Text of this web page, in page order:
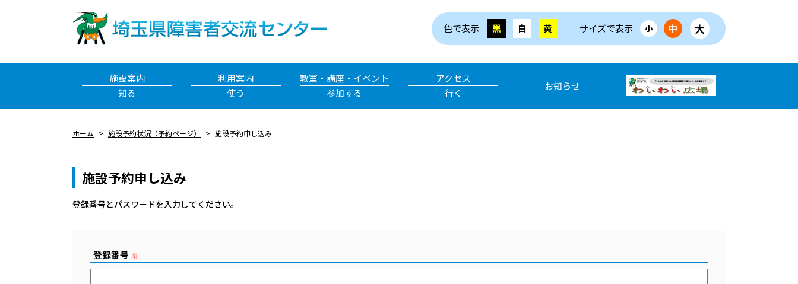
色で表示 黒 白 黄 サイズで表示 小 中 大
施設案内
知る
利用案内
使う
教室・講座・イベント
参加する
アクセス
行く
お知らせ
ホーム 施設予約状況（予約ページ） 施設予約申し込み
施設予約申し込み
登録番号とパスワードを⼊⼒してください。
登録番号 ※